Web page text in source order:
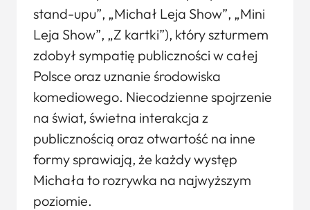
stand-upu”, „Michał Leja Show”, „Mini
Leja Show”, „Z kartki”), który szturmem
zdobył sympatię publiczności w całej
Polsce oraz uznanie środowiska
komediowego. Niecodzienne spojrzenie
na świat, świetna interakcja z
publicznością oraz otwartość na inne
formy sprawiają, że każdy występ
Michała to rozrywka na najwyższym
poziomie.